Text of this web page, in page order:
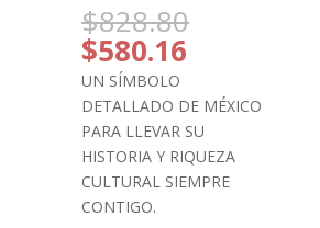
$828.80
era:
$828.80.
$580.16
actual
es:
$580.16.
UN SÍMBOLO
DETALLADO DE MÉXICO
PARA LLEVAR SU
HISTORIA Y RIQUEZA
CULTURAL SIEMPRE
CONTIGO.